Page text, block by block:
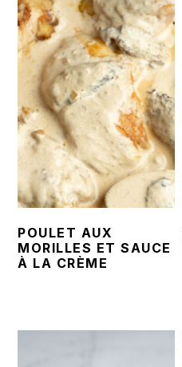
POULET AUX
MORILLES ET SAUCE
À LA CRÈME